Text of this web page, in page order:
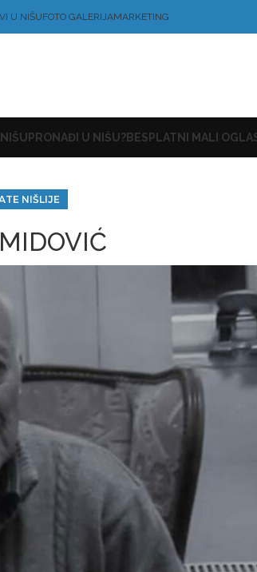
U NIŠUFOTO GALERIJAMARKETING
PRONAĐI U NIŠU?BESPLATNI MALI
NIŠLIJE